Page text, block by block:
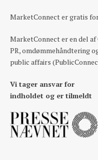
MarketConnect er gratis
MarketConnect er en del
PR, omdømmehåndtering
public affairs
Vi tager ansvar for
indholdet og er tilmeldt